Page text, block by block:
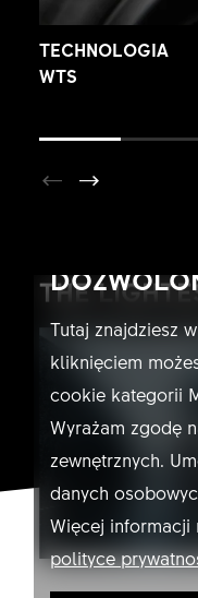
TECHNOLOGIA
WTS
Tutaj znajdziesz
kliknięciem
cookie kategorii
Wyrażam zgodę
zewnętrznych.
danych
Więcej informacji
polityce
THE